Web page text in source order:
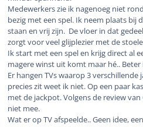
Medewerkers zie ik nagenoeg niet
bezig met een spel. Ik neem plaats bij
staan en vrij zijn. De vloer in dat
zorgt voor veel glijplezier met de
Ik start met een spel en krijg direct al
magere winst uit komt maar hé.. Beter
Er hangen TVs waarop 3
precies zit weet ik niet. Op een paar
met de jackpot. Volgens de review
niet mee.
Wat er op TV afspeelde.. Geen idee,